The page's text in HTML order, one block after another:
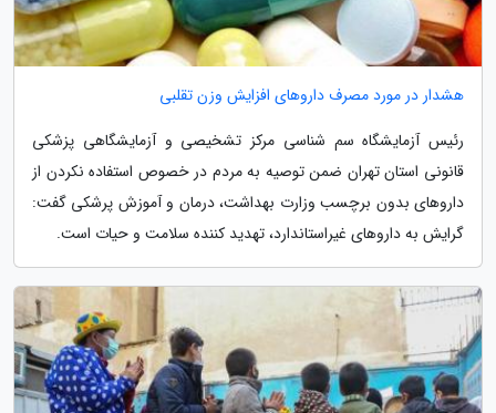
هشدار در مورد مصرف داروهای افزایش وزن تقلبی
رئیس آزمایشگاه سم شناسی مرکز تشخیصی و آزمایشگاهی پزشکی
قانونی استان تهران ضمن توصیه به مردم در خصوص استفاده نکردن از
داروهای بدون برچسب وزارت بهداشت، درمان و آموزش پرشکی گفت:
گرایش به داروهای غیراستاندارد، تهدید کننده سلامت و حیات است.